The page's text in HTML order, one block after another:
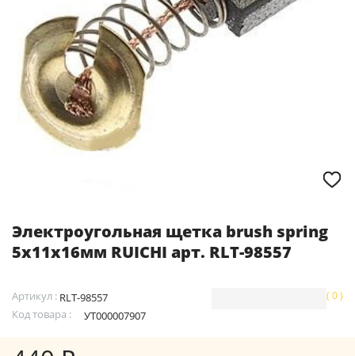
Электроугольная щетка brush spring
5x11x16мм RUICHI арт. RLT-98557
Артикул : RLT-98557
Код товара :
УТ000007907
( 0 )